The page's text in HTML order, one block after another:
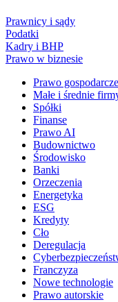
Prawnicy i sądy
Podatki
Kadry i BHP
Prawo w biznesie
Prawo gospodarcze
Małe i średnie
Spółki
Finanse
Prawo AI
Budownictwo
Środowisko
Banki
Orzeczenia
Energetyka
ESG
Kredyty
Cło
Deregulacja
Franczyza
Nowe technologie
Prawo autorskie